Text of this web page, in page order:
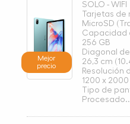
Mejor
precio
SOLO - WIFI
Tarjetas
MicroSD
Capacidad
256 GB
Diagonal
26,3 cm
Resolución
1200 x 2000
Tipo de